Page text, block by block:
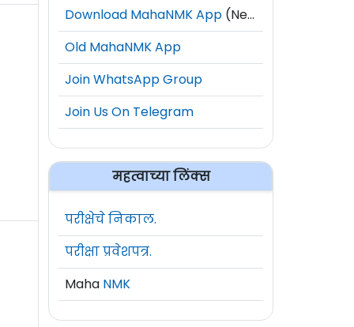
Download MahaNMK App (New)
Old MahaNMK App
Join WhatsApp Group
Join Us On Telegram
महत्वाच्या लिंक्स
परीक्षेचे निकाल.
परीक्षा प्रवेशपत्र.
Maha NMK